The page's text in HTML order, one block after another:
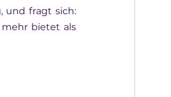
und fragt sich:
bietet als